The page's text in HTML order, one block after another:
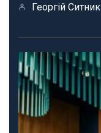
Георгій Ситник